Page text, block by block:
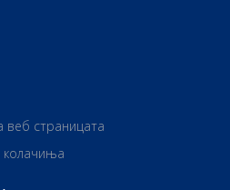
веб страницата
колачиња